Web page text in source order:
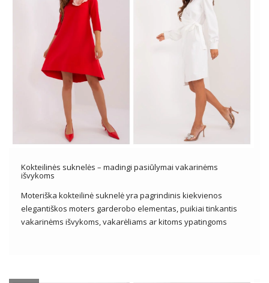
Kokteilinės suknelės – madingi pasiūlymai vakarinėms
išvykoms
Moteriška kokteilinė suknelė yra pagrindinis kiekvienos
elegantiškos moters garderobo elementas, puikiai tinkantis
vakarinėms išvykoms, vakarėliams ar kitoms ypatingoms